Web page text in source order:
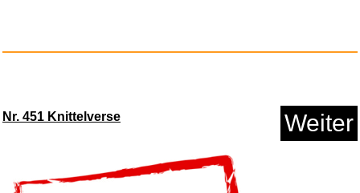
Anzeige
Nr. 451 Knittelverse Weiter